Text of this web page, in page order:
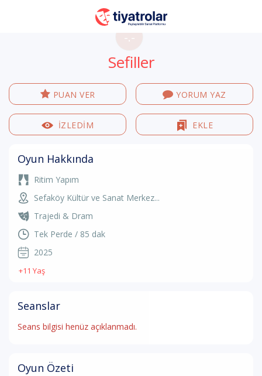
-.-
Sefiller
PUAN VER YORUM YAZ
İZLEDİM EKLE
Oyun Hakkında
Ritim Yapım
Sefaköy Kültür ve Sanat Merkez...
Trajedi & Dram
Tek Perde / 85 dak
2025
+11 Yaş
Seanslar
Seans bilgisi henüz açıklanmadı.
Oyun Özeti